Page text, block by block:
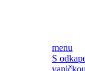
menu
S
vaničkou